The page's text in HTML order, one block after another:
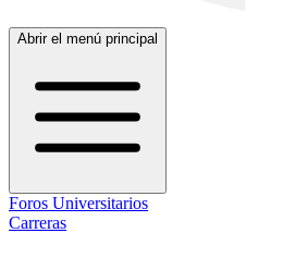
Abrir el menú principal
Foros Universitarios
Carreras